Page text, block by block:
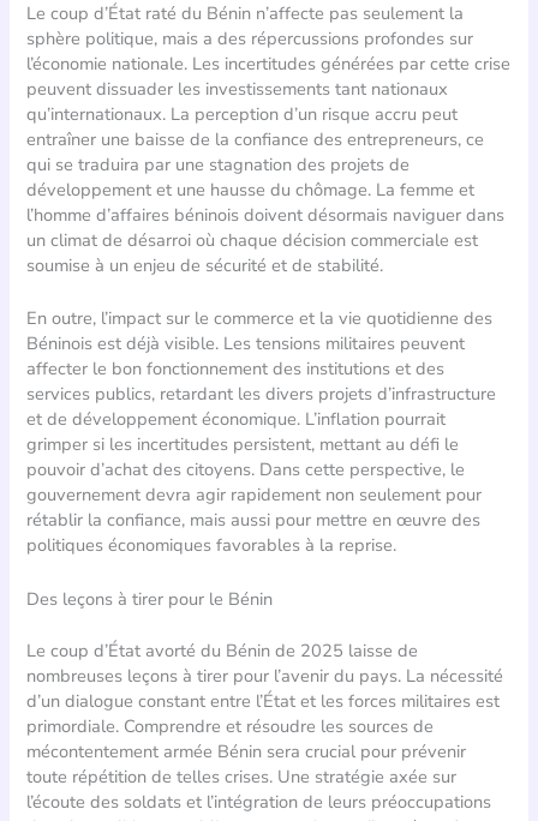
Le coup d’État raté du Bénin n’affecte pas seulement la
sphère politique, mais a des répercussions profondes sur
l’économie nationale. Les incertitudes générées par cette crise
peuvent dissuader les investissements tant nationaux
qu’internationaux. La perception d’un risque accru peut
entraîner une baisse de la confiance des entrepreneurs, ce
qui se traduira par une stagnation des projets de
développement et une hausse du chômage. La femme et
l’homme d’affaires béninois doivent désormais naviguer dans
un climat de désarroi où chaque décision commerciale est
soumise à un enjeu de sécurité et de stabilité.
En outre, l’impact sur le commerce et la vie quotidienne des
Béninois est déjà visible. Les tensions militaires peuvent
affecter le bon fonctionnement des institutions et des
services publics, retardant les divers projets d’infrastructure
et de développement économique. L’inflation pourrait
grimper si les incertitudes persistent, mettant au défi le
pouvoir d’achat des citoyens. Dans cette perspective, le
gouvernement devra agir rapidement non seulement pour
rétablir la confiance, mais aussi pour mettre en œuvre des
politiques économiques favorables à la reprise.
Des leçons à tirer pour le Bénin
Le coup d’État avorté du Bénin de 2025 laisse de
nombreuses leçons à tirer pour l’avenir du pays. La nécessité
d’un dialogue constant entre l’État et les forces militaires est
primordiale. Comprendre et résoudre les sources de
mécontentement armée Bénin sera crucial pour prévenir
toute répétition de telles crises. Une stratégie axée sur
l’écoute des soldats et l’intégration de leurs préoccupations